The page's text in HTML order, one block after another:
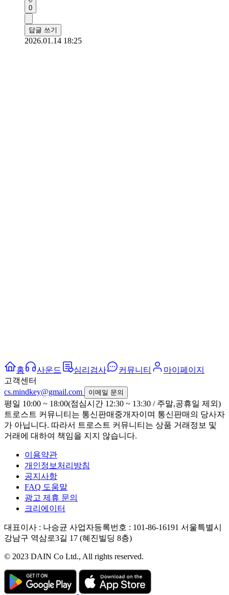
0
답글 쓰기
2026.01.14 18:25
홈 사운드 심리검사 커뮤니티
마이페이지
고객센터
cs.mindkey@gmail.com
이메일 문의
평일 10:00 ~ 18:00(점심시간 12:30 ~ 13:30 / 주말,공휴일 제외)
트로스트 커뮤니티는 통신판매중개자이며 통신판매의 당사자
가 아닙니다. 따라서 트로스트 커뮤니티는 상품 거래정보 및
거래에 대하여 책임을 지지 않습니다.
이용약관
개인정보처리방침
공지사항
FAQ 도움말
광고 제휴 문의
크리에이터
대표이사 : 나승균 사업자등록번호 : 101-86-16191 서울특별시
강남구 역삼로3길 17 (혜진빌딩 8층)
© 2023 DAIN Co Ltd., All rights reserved.